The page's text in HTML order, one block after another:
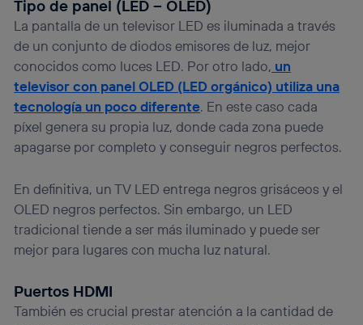
Tipo de panel (LED – OLED)
La pantalla de un televisor LED es iluminada a través
de un conjunto de diodos emisores de luz, mejor
conocidos como luces LED. Por otro lado, un
televisor con panel OLED (LED orgánico) utiliza una
tecnología un poco diferente. En este caso cada
píxel genera su propia luz, donde cada zona puede
apagarse por completo y conseguir negros perfectos.
En definitiva, un TV LED entrega negros grisáceos y el
OLED negros perfectos. Sin embargo, un LED
tradicional tiende a ser más iluminado y puede ser
mejor para lugares con mucha luz natural.
Puertos HDMI
También es crucial prestar atención a la cantidad de